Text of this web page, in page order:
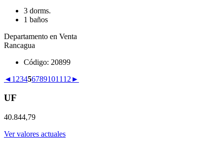
3 dorms.
1 baños
Departamento en Venta
Rancagua
Código: 20899
◄ 1 234567891011 12 ►
UF
40.844,79
Ver valores actuales